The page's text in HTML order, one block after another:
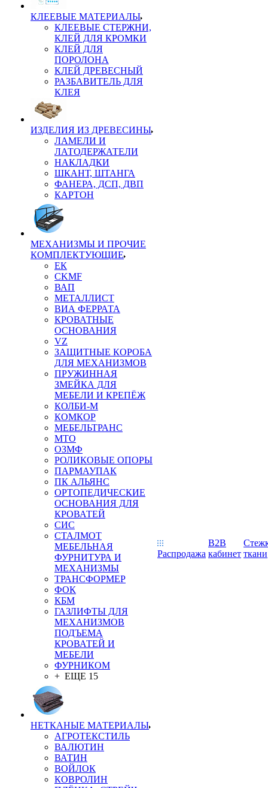
КЛЕЕВЫЕ МАТЕРИАЛЫ
КЛЕЕВЫЕ СТЕРЖНИ,
КЛЕЙ ДЛЯ КРОМКИ
КЛЕЙ ДЛЯ
ПОРОЛОНА
КЛЕЙ ДРЕВЕСНЫЙ
РАЗБАВИТЕЛЬ ДЛЯ
КЛЕЯ
ИЗДЕЛИЯ ИЗ ДРЕВЕСИНЫ
ЛАМЕЛИ И
ЛАТОДЕРЖАТЕЛИ
НАКЛАДКИ
ШКАНТ, ШТАНГА
ФАНЕРА, ДСП, ДВП
КАРТОН
МЕХАНИЗМЫ И ПРОЧИЕ
КОМПЛЕКТУЮЩИЕ
ЕК
CKMF
ВАП
МЕТАЛЛИСТ
ВИА ФЕРРАТА
КРОВАТНЫЕ
ОСНОВАНИЯ
VZ
ЗАЩИТНЫЕ КОРОБА
ДЛЯ МЕХАНИЗМОВ
ПРУЖИННАЯ
ЗМЕЙКА ДЛЯ
МЕБЕЛИ И КРЕПЁЖ
КОЛБИ-М
КОМКОР
МЕБЕЛЬТРАНС
MTO
ОЗМФ
РОЛИКОВЫЕ ОПОРЫ
ПАРМАУПАК
ПК АЛЬЯНС
ОРТОПЕДИЧЕСКИЕ
ОСНОВАНИЯ ДЛЯ
КРОВАТЕЙ
СИС
СТАЛМОТ
МЕБЕЛЬНАЯ
ФУРНИТУРА И
МЕХАНИЗМЫ
ТРАНСФОРМЕР
ФОК
КБМ
ГАЗЛИФТЫ ДЛЯ
МЕХАНИЗМОВ
ПОДЪЕМА
КРОВАТЕЙ И
МЕБЕЛИ
ФУРНИКОМ
+ ЕЩЕ 15
НЕТКАНЫЕ МАТЕРИАЛЫ
АГРОТЕКСТИЛЬ
ВАЛЮТИН
ВАТИН
ВОЙЛОК
КОВРОЛИН
Распродажа
B2B
кабинет ткани